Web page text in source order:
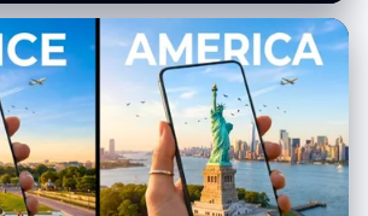
/ imaginary
feeling due to color palette" },
texture serving as the canvas for the white
* **Layer A (Background Watermark -
the main architecture in each diagonal zone,
artistic calligraphy watermark acting as a
* Zone
* **Layer B (Bottom Edge - Cultural
very bottom, place strictly the poetic quotes
serif font). **DO NOT** repeat the season names
* Zone
Zone 3 Bottom: "**